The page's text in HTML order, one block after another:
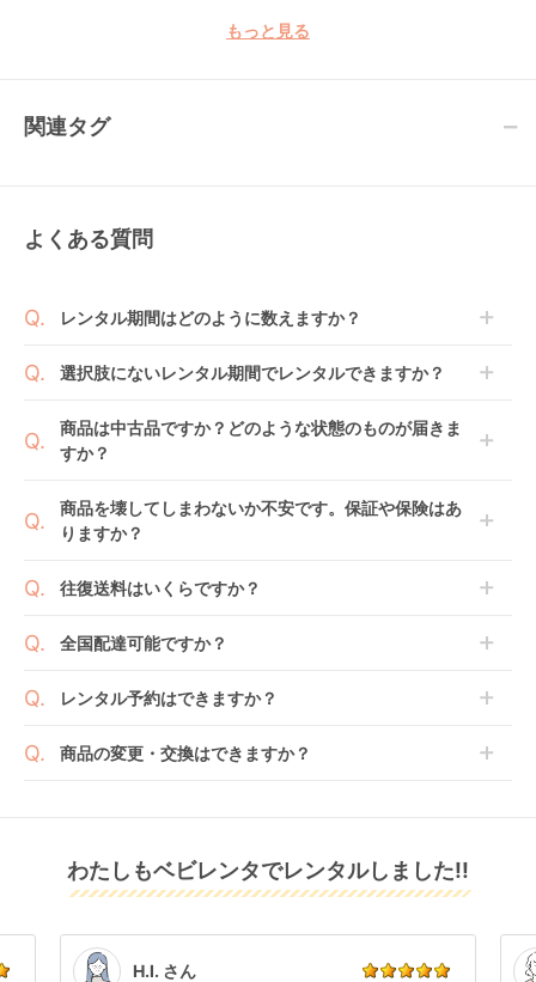
もっと見る
関連タグ
よくある質問
レンタル期間はどのように数えますか？
開始日1日目となります。
日までに配送業者（佐川急便）に商品の引渡しとなり
ます。
選択肢にないレンタル期間でレンタルできますか？
間の利用が可能です。
例えば4ヶ月の場合、3ヶ月レンタル＋1ヶ月延長とし
の上で、早期にご返却ください。
商品は中古品ですか？どのような状態のものが届きま
すか？
のもございます。
新品商品はメーカーから仕入れた状態のものをお送り
走行テストを行う場合がございます。
となる場合がございます。その際、メーカーの都合に
場合や、在庫切れによりご注文をキャンセルさせてい
い。
※万が一キャンセルとなった場合には、代金は全額ご
てお届けしております。そのため、小さなキズや使用
感はございますが、故障や大きなキズ、シミなどのリ
す。
点検清掃については
もご確認ください。
商品を壊してしまわないか不安です。保証や保険はあ
りますか？
おります。
ョンをご購入ください。
詳しくはこちらをご確認ください。
往復送料はいくらですか？
へ入れ、カートページから住所を入力すると送料が確
全国配達可能ですか？
※空港への配達はご対応できかねますのであらかじめ
レンタル予約はできますか？
可能ですので、商品のご注文時にご希望のお日にちに
商品の変更・交換はできますか？
また、レンタル期間の変更も商品発送前であれば変更
可能です。
い。
わたしもベビレンタでレンタルしました!!
H.I. さん